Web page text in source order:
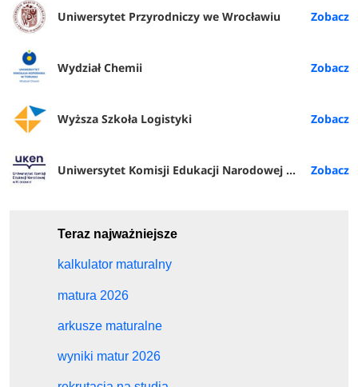
Uniwersytet Przyrodniczy we Wrocławiu
Wydział Chemii
Wyższa Szkoła Logistyki
Uniwersytet Komisji Edukacji Narodowej w Krakowie
Teraz najważniejsze
kalkulator maturalny
matura 2026
arkusze maturalne
wyniki matur 2026